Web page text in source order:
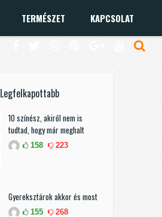
TERMÉSZET KAPCSOLAT
Legfelkapottabb
10 színész, akiről nem is
tudtad, hogy már meghalt
158 223
Gyereksztárok akkor és most
155 268